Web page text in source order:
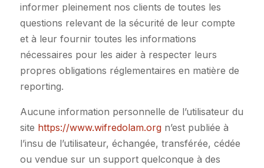
informer pleinement nos clients de toutes les
questions relevant de la sécurité de leur compte
et à leur fournir toutes les informations
nécessaires pour les aider à respecter leurs
propres obligations réglementaires en matière de
reporting.
Aucune information personnelle de l’utilisateur du
site https://www.wifredolam.orgn’est publiée à
l’insu de l’utilisateur, échangée, transférée, cédée
ou vendue sur un support quelconque à des